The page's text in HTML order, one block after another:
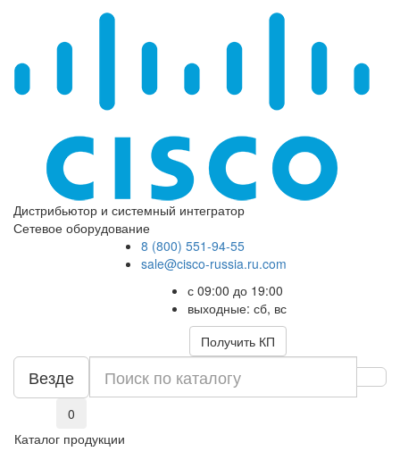
Дистрибьютор и системный интегратор
Сетевое оборудование
8 (800) 551-94-55
sale@cisco-russia.ru.com
с 09:00 до 19:00
выходные: сб, вс
Получить КП
Везде
0
Каталог продукции